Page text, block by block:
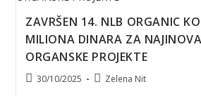
ZAVRŠEN 14. NLB ORGANIC
MILIONA DINARA ZA
ORGANSKE PROJEKTE
Post30/10/2025
PostZelena Nit